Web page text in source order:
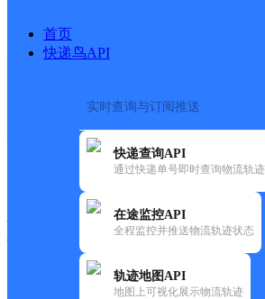
首页
快递鸟API
实时查询与订阅推送
快递查询API
通过快递单号即时查询物流轨迹
在途监控API
全程监控并推送物流轨迹状态
轨迹地图API
地图上可视化展示物流轨迹
快运大全